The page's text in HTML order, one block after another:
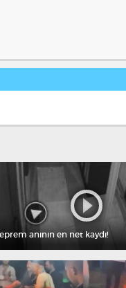
anının en net kaydı!